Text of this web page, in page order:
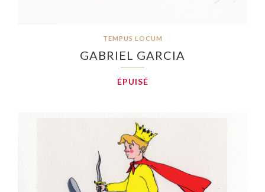
TEMPUS LOCUM
GABRIEL GARCIA
ÉPUISÉ